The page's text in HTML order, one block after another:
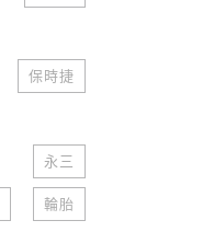
保時捷
永三
輪胎